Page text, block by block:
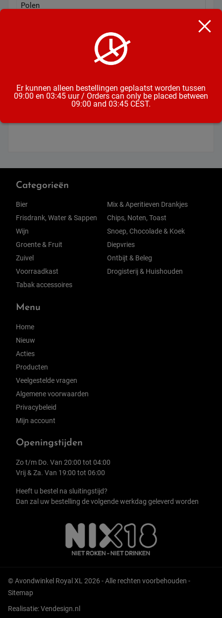
Polen
Formaat
Categorieën
Bier
Frisdrank, Water & Sappen
Wijn
Groente & Fruit
Zuivel
Voorraadkast
Tabak accessoires
Mix & Aperitieven Drankjes
Chips, Noten, Toast
Snoep, Chocolade & Koek
Diepvries
Ontbijt & Beleg
Drogisterij & Huishouden
Menu
Home
Nieuw
Acties
Producten
Veelgestelde vragen
Algemene voorwaarden
Privacybeleid
Mijn account
Openingstijden
Zo t/m Do. Van 20:00 tot 04:00
Vrij & Za. Van 19:00 tot 06:00
Heeft u bestel na sluitingstijd?
Dan zal uw bestelling de volgende werkdag geleverd worden
© Avondwinkel Royal XL 2026 - Alle rechten voorbehouden -
Sitemap
Realisatie:Vendesign.nl
Er kunnen alleen bestellingen geplaatst worden tussen
09:00 en 03:45 uur / Orders can only be placed between
09:00 and 03:45 CEST.